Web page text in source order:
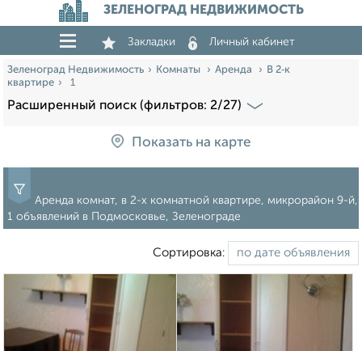
ЗЕЛЕНОГРАД НЕДВИЖИМОСТЬ
Закладки Личный кабинет
Зеленоград Недвижимость Комнаты Аренда
В 2‑к
квартире
1
Расширенный поиск (фильтров: 2/27)
Показать на карте
Аренда комнат, в 2-х комнатной квартире, микрорайон 9-й,
1 объявлений в Подмосковье, Зеленограде
Сортировка: